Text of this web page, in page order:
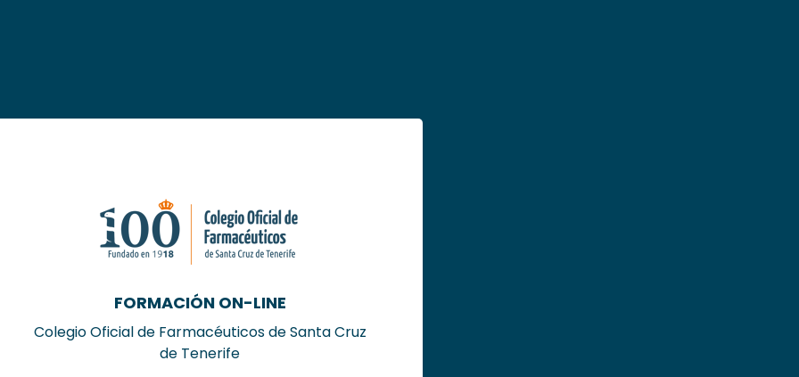
FORMACIÓN ON-LINE
Colegio Oficial de Farmacéuticos de Santa Cruz
de Tenerife